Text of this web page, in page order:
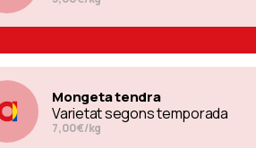
Mongeta tendra
Varietat segons temporada
7,00€/kg